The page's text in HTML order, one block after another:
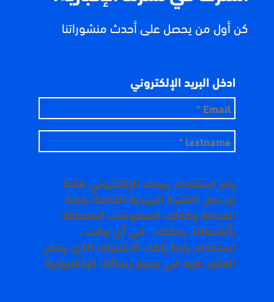
كن أول من يحصل على أحدث منشوراتنا
ادخل البريد الإلكتروني
يتم استخدام بريدك الإلكتروني فقط
لإرسال النشرة البريدية الخاصة بلجنة
العدالة وكذلك المعلومات المتعلقة
بأنشطتنا. يمكنك ، في أي وقت ،
استخدام رابط إلغاء الاشتراك الذي يمكن
العثور عليه في جميع رسائلنا الإلكترونية.